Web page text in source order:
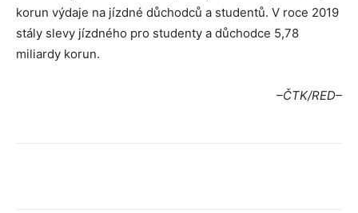
korun výdaje na jízdné důchodců a studentů. V roce 2019
stály slevy jízdného pro studenty a důchodce 5,78
miliardy korun.
–ČTK/RED–